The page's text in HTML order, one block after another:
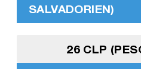
SALVADORIEN)
26 CLP